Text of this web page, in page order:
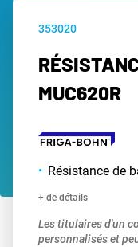
353020
MUC620R
Résistance de
+ de détails
Les titulaires d'un
personnalisés et